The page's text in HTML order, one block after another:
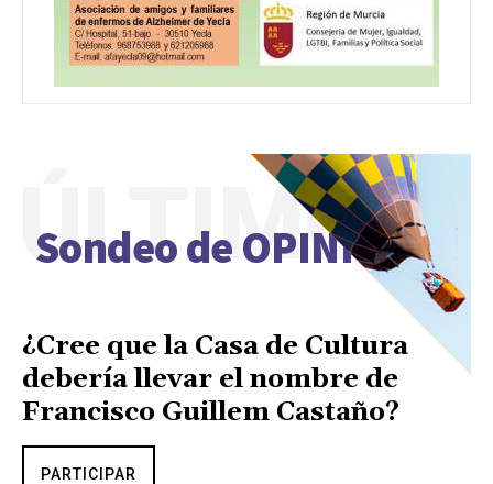
Sondeo de OPINIÓN
ÚLTIMO
¿Cree que la Casa de Cultura
debería llevar el nombre de
Francisco Guillem Castaño?
PARTICIPAR